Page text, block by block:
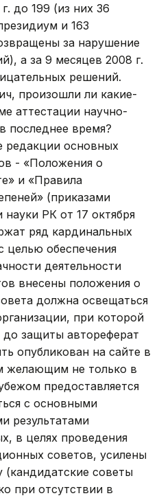
до 199 (из них 36
и 163
за нарушение
а за 9 месяцев 2008 г.
решений.
произошли ли какие-
аттестации научно-
последнее время?
основных
- «Положения о
и «Правила
(приказами
РК от 17 октября
ряд кардинальных
целью обеспечения
деятельности
внесены положения о
должна освещаться
при которой
защиты автореферат
опубликован на сайте в
желающим не только в
предоставляется
с основными
результатами
в целях проведения
советов, усилены
(кандидатские советы
при отсутствии в